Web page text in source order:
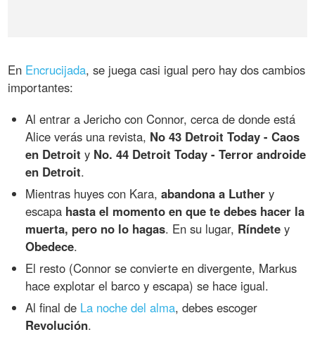
En Encrucijada, se juega casi igual pero hay dos cambios
importantes:
Al entrar a Jericho con Connor, cerca de donde está
Alice verás una revista, No 43 Detroit Today - Caos
en Detroit y No. 44 Detroit Today - Terror androide
en Detroit.
Mientras huyes con Kara,abandona a Luther y
escapa hasta el momento en que te debes hacer la
muerta, pero no lo hagas. En su lugar, Ríndete y
Obedece.
El resto (Connor se convierte en divergente, Markus
hace explotar el barco y escapa) se hace igual.
Al final de La noche del alma, debes escoger
Revolución.